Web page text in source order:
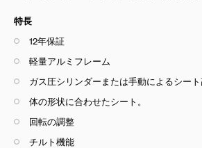
特長
12年保証
軽量アルミフレーム
ガス圧シリンダーまたは手動によるシート
体の形状に合わせたシート。
回転の調整
チルト機能